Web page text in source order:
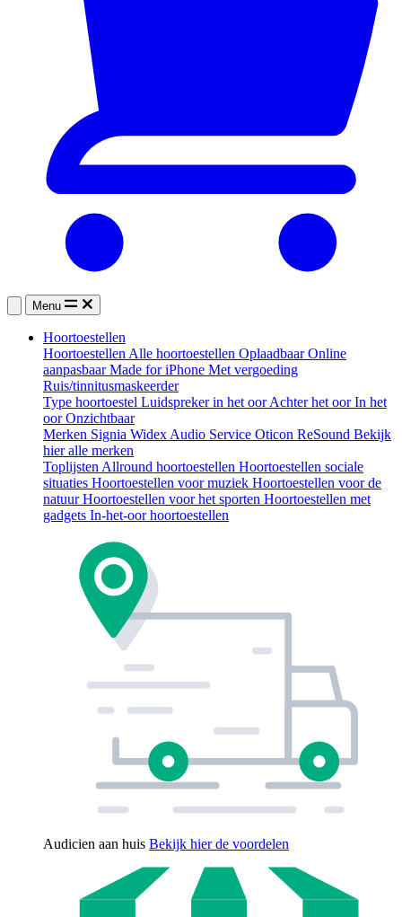
Menu
Hoortoestellen
HoortoestellenAlle hoortoestellen OplaadbaarOnline
aanpasbaarMade for iPhone Met vergoeding
Ruis/tinnitusmaskeerder
Type hoortoestel Luidspreker in het oorAchter het oorIn het
oorOnzichtbaar
Merken Signia WidexAudio Service Oticon ReSound Bekijk
hier alle merken
ToplijstenAllround hoortoestellen Hoortoestellen sociale
situaties Hoortoestellen voor muziek Hoortoestellen voor de
natuurHoortoestellen voor het sporten Hoortoestellen met
gadgets In-het-oor hoortoestellen
Audicien aan huis Bekijk hier de voordelen